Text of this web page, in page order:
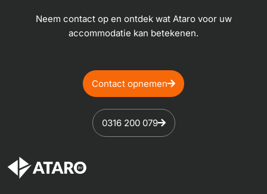
Neem contact op en ontdek wat Ataro voor uw
accommodatie kan betekenen.
Contact opnemen
0316 200 079